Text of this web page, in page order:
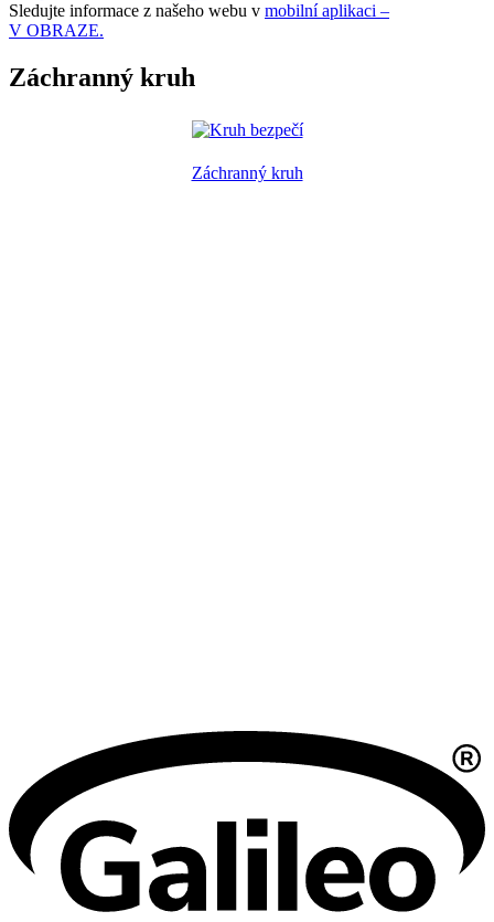
Sledujte informace z našeho webu v mobilní aplikaci –
V OBRAZE.
Záchranný kruh
Záchranný kruh